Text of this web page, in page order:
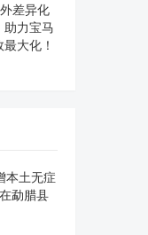
差异化
助力宝马
大化！
本土无症
勐腊县